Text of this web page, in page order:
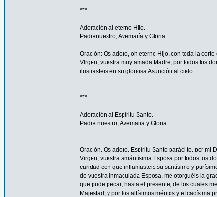
***
Adoración al eterno Hijo.
Padrenuestro, Avemaría y Gloria.
Oración: Os adoro, oh eterno Hijo, con toda la
Virgen, vuestra muy amada Madre, por todos los
ilustrasteis en su gloriosa Asunción al cielo.
***
Adoración al Espíritu Santo.
Padre nuestro, Avemaría y Gloria.
Oración. Os adoro, Espíritu Santo paráclito, por mi
Virgen, vuestra amántísima Esposa por todos los
caridad con que inflamasteis su santísimo y
de vuestra inmaculada Esposa, me otorguéis la
que pude pecar; hasta el presente, de los cuales
Majestad; y por los altísimos méritos y eficacísima